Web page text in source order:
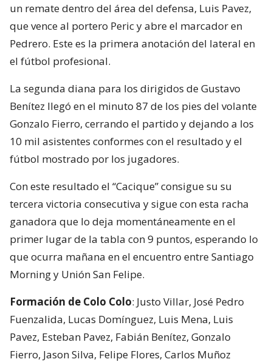
un remate dentro del área del defensa, Luis Pavez,
que vence al portero Peric y abre el marcador en
Pedrero. Este es la primera anotación del lateral en
el fútbol profesional.
La segunda diana para los dirigidos de Gustavo
Benítez llegó en el minuto 87 de los pies del volante
Gonzalo Fierro, cerrando el partido y dejando a los
10 mil asistentes conformes con el resultado y el
fútbol mostrado por los jugadores.
Con este resultado el “Cacique” consigue su su
tercera victoria consecutiva y sigue con esta racha
ganadora que lo deja momentáneamente en el
primer lugar de la tabla con 9 puntos, esperando lo
que ocurra mañana en el encuentro entre Santiago
Morning y Unión San Felipe.
Formación de Colo Colo: Justo Villar, José Pedro
Fuenzalida, Lucas Domínguez, Luis Mena, Luis
Pavez, Esteban Pavez, Fabián Benítez, Gonzalo
Fierro, Jason Silva, Felipe Flores, Carlos Muñoz